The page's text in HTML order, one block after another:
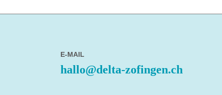
E-MAIL
hallo@delta-zofingen.ch